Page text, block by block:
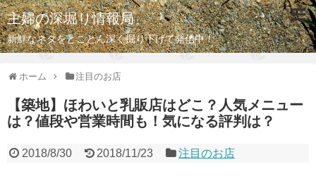
主婦の深堀り情報局
新鮮なネタをとことん深く掘り下げて発信中！
ホーム 注目のお店
【築地】ほわいと乳販店はどこ？人気メニュー
は？値段や営業時間も！気になる評判は？
2018/8/30 2018/11/23 注目のお店